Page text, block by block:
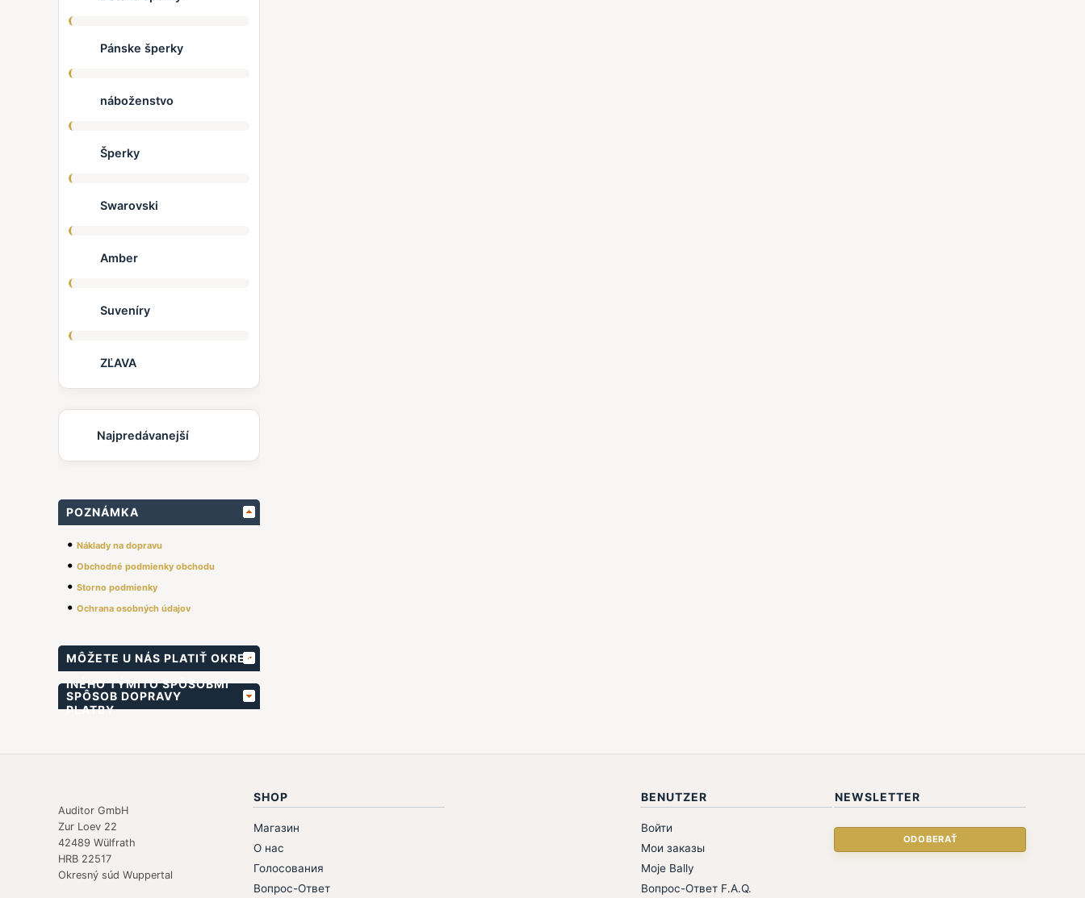
Pánske šperky
náboženstvo
Šperky
Swarovski
Amber
Suveníry
ZĽAVA
Najpredávanejší
POZNÁMKA
• Náklady na dopravu
• Obchodné podmienky obchodu
• Storno podmienky
• Ochrana osobných údajov
MÔŽETE U NÁS PLATIŤ OKREM
INÉHO TÝMITO SPÔSOBMI
PLATBY
SPÔSOB DOPRAVY
Auditor GmbH
Zur Loev 22
42489 Wülfrath
HRB 22517
Okresný súd Wuppertal
SHOP
Магазин
О нас
Голосования
Вопрос-Ответ
BENUTZER
Войти
Мои заказы
Moje Bally
Вопрос-Ответ F.A.Q.
NEWSLETTER